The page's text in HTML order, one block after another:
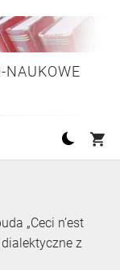
NAUKOWE
„Ceci n’est
z